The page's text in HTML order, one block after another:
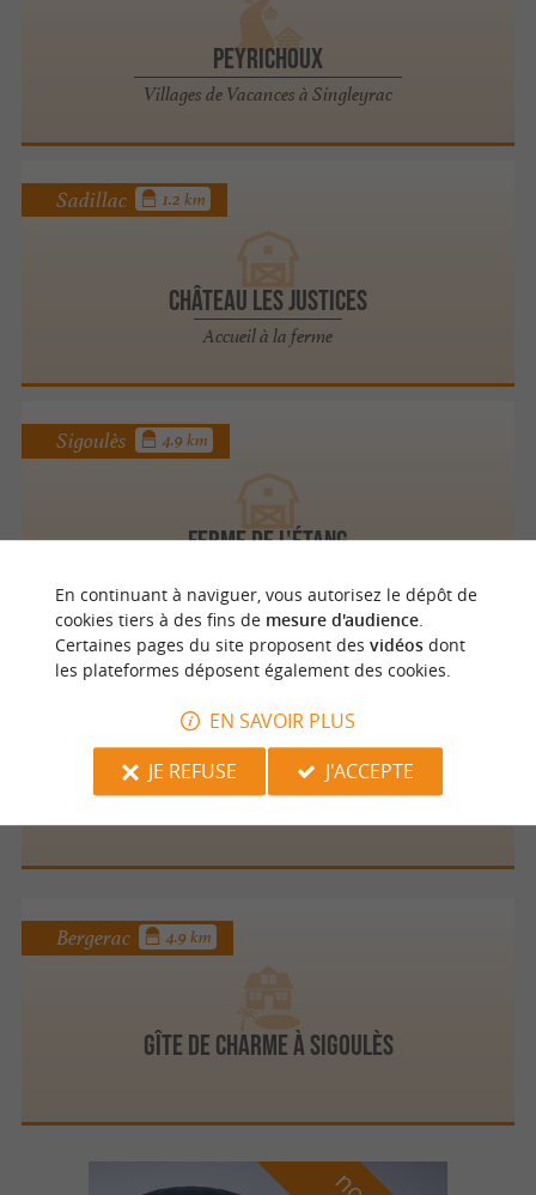
PEYRICHOUX
Villages de Vacances à Singleyrac
CHÂTEAU LES JUSTICES
Accueil à la ferme
Sadillac 1.2 km
FERME DE L'ÉTANG
Sigoulès 4.9 km
French Oasis Holidays
Fonroque 4.9 km
Gîte de Charme à Sigoulès
Bergerac 4.9 km
En continuant à naviguer, vous autorisez le dépôt de
cookies tiers à des fins de mesure d'audience.
Certaines pages du site proposent des vidéosdont
les plateformes déposent également des cookies.
EN SAVOIR PLUS
JE REFUSE
J'ACCEPTE